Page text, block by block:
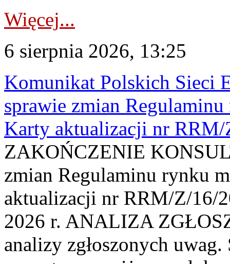
Więcej...
6 sierpnia 2026, 13:25
Komunikat Polskich Sieci
sprawie zmian
Karty aktualizacji nr
ZAKOŃCZENIE
zmian Regulaminu rynku
aktualizacji nr RRM/Z/16/
2026 r. ANALIZA
analizy zgłoszonych